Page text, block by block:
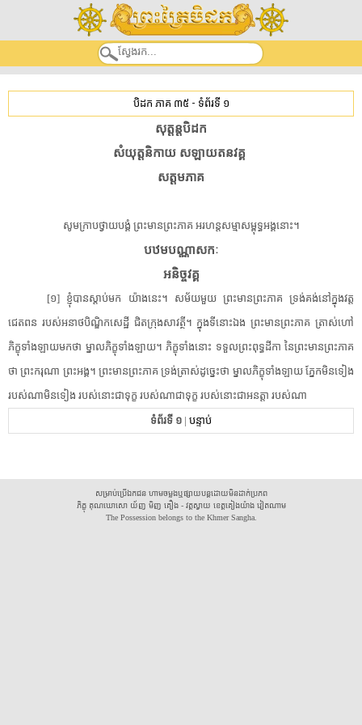
បិដក ភាគ ៣៥ - ទំព័រទី ១
សុត្តន្ត​បិដក​
​សំយុត្ត​និកាយ​ ​ស​ឡាយ​ត​នវ​គ្គ​ ​
​សត្តម​ភាគ​
​សូម​ក្រាប​ថ្វាយបង្គំ​ ​ព្រះមានព្រះភាគ​ ​អរហន្ត​សម្មាសម្ពុទ្ធ​អង្គ​នោះ​។​
​បឋម​បណ្ណា​សកៈ​
​អនិច្ច​វគ្គ​
​[​១​]​ ​ខ្ញុំ​បាន​ស្តាប់​មក​ ​យ៉ាងនេះ​។​ ​សម័យមួយ​ ​ព្រះមានព្រះភាគ​ ​ទ្រង់​គង់នៅ​ក្នុង​វត្ត​
ជេតពន​ ​របស់​អនាថបិណ្ឌិក​សេដ្ឋី​ ​ជិត​ក្រុង​សាវត្ថី​។​ ​ក្នុង​ទីនោះ​ឯង​ ​ព្រះមានព្រះភាគ​ ​ត្រាស់​ហៅ​
ភិក្ខុ​ទាំងឡាយ​មក​ថា​ ​ម្នាល​ភិក្ខុ​ទាំងឡាយ​។​ ​ភិក្ខុ​ទាំងនោះ​ ​ទទួល​ព្រះពុទ្ធដីកា​ ​នៃ​ព្រះមានព្រះភាគ​
ថា​ ​ព្រះករុណា​ ​ព្រះអង្គ​។​ ​ព្រះមានព្រះភាគ​ ​ទ្រង់​ត្រាស់​ដូ​ចេ្នះ​ថា​ ​ម្នាល​ភិក្ខុ​ទាំងឡាយ​ ​ភែ្ន​ក​មិន​ទៀង​
​របស់​ណា​មិន​ទៀង​ ​របស់​នោះ​ជា​ទុក្ខ​ ​របស់​ណា​ជា​ទុក្ខ​ ​របស់​នោះ​ជា​អនត្តា​ ​របស់​ណា​
ទំព័រទី ១ | បន្ទាប់
សម្រាប់ប្រើឯកជន ហាមចម្លងឬផ្សាយបន្តដោយមិនដាក់ប្រភព
ភិក្ខុ គុណឃោសោ យ័ញ មិញ គឿង - វត្តស្វាយ ខេត្តគៀងយ៉ាង វៀតណាម
The Possession belongs to the Khmer Sangha.